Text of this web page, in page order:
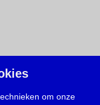
om onze